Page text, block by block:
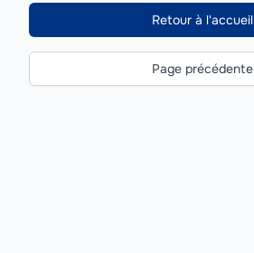
Retour à l'accueil
Page précédente